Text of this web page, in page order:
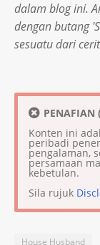
dalam blog ini.
dengan butang
sesuatu dari
PENAFIAN
Konten ini
peribadi
pengalaman,
persamaan
kebetulan.
Sila rujuk
House Husband